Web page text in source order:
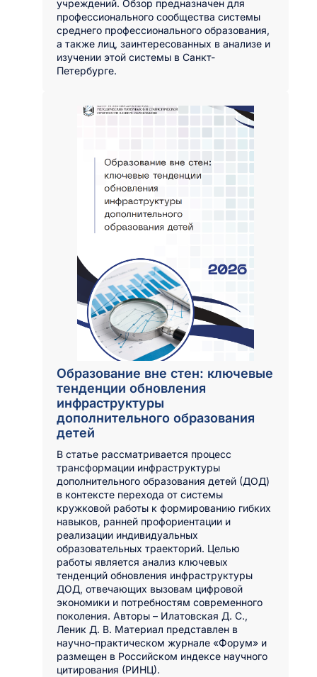
учреждений. Обзор предназначен для
профессионального сообщества системы
среднего профессионального образования,
а также лиц, заинтересованных в анализе и
изучении этой системы в Санкт-
Петербурге.
Образование вне стен: ключевые
тенденции обновления
инфраструктуры
дополнительного образования
детей
В статье рассматривается процесс
трансформации инфраструктуры
дополнительного образования детей (ДОД)
в контексте перехода от системы
кружковой работы к формированию гибких
навыков, ранней профориентации и
реализации индивидуальных
образовательных траекторий. Целью
работы является анализ ключевых
тенденций обновления инфраструктуры
ДОД, отвечающих вызовам цифровой
экономики и потребностям современного
поколения. Авторы – Илатовская Д. С.,
Леник Д. В. Материал представлен в
научно-практическом журнале «Форум» и
размещен в Российском индексе научного
цитирования (РИНЦ).